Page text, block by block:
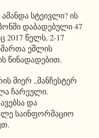
სტეივლი? ის
დაბადებული 47
2017 წელს, 2-17
ეშლის
წინადადებით.
მიერ „მანჩესტერ
ჩარეული.
და
საინფორმაციო